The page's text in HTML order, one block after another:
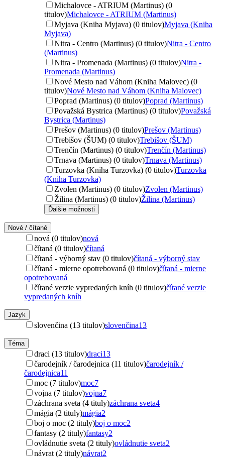
Michalovce - ATRIUM (Martinus) (0
titulov)Michalovce - ATRIUM (Martinus)
Myjava (Kniha Myjava) (0 titulov)Myjava (Kniha
Myjava)
Nitra - Centro (Martinus) (0 titulov)Nitra - Centro
(Martinus)
Nitra - Promenada (Martinus) (0 titulov)Nitra -
Promenada (Martinus)
Nové Mesto nad Váhom (Kniha Malovec) (0
titulov)Nové Mesto nad Váhom (Kniha Malovec)
Poprad (Martinus) (0 titulov)Poprad (Martinus)
Považská Bystrica (Martinus) (0 titulov)Považská
Bystrica (Martinus)
Prešov (Martinus) (0 titulov)Prešov (Martinus)
Trebišov (ŠUM) (0 titulov)Trebišov (ŠUM)
Trenčín (Martinus) (0 titulov)Trenčín (Martinus)
Trnava (Martinus) (0 titulov)Trnava (Martinus)
Turzovka (Kniha Turzovka) (0 titulov)Turzovka
(Kniha Turzovka)
Zvolen (Martinus) (0 titulov)Zvolen (Martinus)
Žilina (Martinus) (0 titulov)Žilina (Martinus)
Ďalšie možnosti
Nové / čítané
nová (0 titulov)nová
čítaná (0 titulov)čítaná
čítaná - výborný stav (0 titulov)čítaná - výborný stav
čítaná - mierne opotrebovaná (0 titulov)čítaná - mierne
opotrebovaná
čítané verzie vypredaných kníh (0 titulov)čítané verzie
vypredaných kníh
Jazyk
slovenčina (13 titulov)slovenčina13
Téma
draci (13 titulov)draci13
čarodejník / čarodejnica (11 titulov)čarodejník /
čarodejnica11
moc (7 titulov)moc7
vojna (7 titulov)vojna7
záchrana sveta (4 tituly)záchrana sveta4
mágia (2 tituly)mágia2
boj o moc (2 tituly)boj o moc2
fantasy (2 tituly)fantasy2
ovládnutie sveta (2 tituly)ovládnutie sveta2
návrat (2 tituly)návrat2